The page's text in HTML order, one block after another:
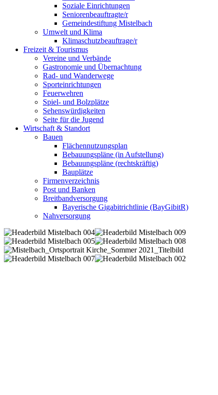
Soziale Einrichtungen
Seniorenbeauftragte/r
Gemeindestiftung Mistelbach
Umwelt und Klima
Klimaschutzbeauftrage/r
Freizeit & Tourismus
Vereine und Verbände
Gastronomie und Übernachtung
Rad- und Wanderwege
Sporteinrichtungen
Feuerwehren
Spiel- und Bolzplätze
Sehenswürdigkeiten
Seite für die Jugend
Wirtschaft & Standort
Bauen
Flächennutzungsplan
Bebauungspläne (in Aufstellung)
Bebauungspläne (rechtskräftig)
Bauplätze
Firmenverzeichnis
Post und Banken
Breitbandversorgung
Bayerische Gigabitrichtlinie (BayGibitR)
Nahversorgung